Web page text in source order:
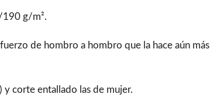
190 g/m².
de hombro a hombro que la hace aún más
corte entallado las de mujer.